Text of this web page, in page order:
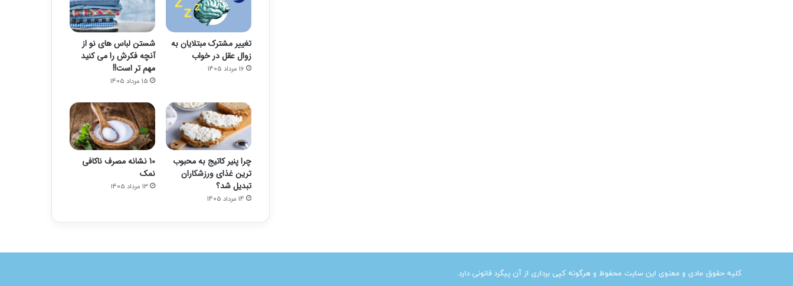
تغییر مشترک مبتلایان به
زوال عقل در خواب
16 مرداد 1405
شستن لباس های نو از
آنچه فکرش را می کنید
مهم تر است!!
15 مرداد 1405
چرا پنیر کاتیج به محبوب
ترین غذای ورزشکاران
تبدیل شد؟
14 مرداد 1405
10 نشانه مصرف ناکافی
نمک
13 مرداد 1405
کلیه حقوق مادی و معنوی این سایت محفوظ و هرگونه کپی برداری از آن پیگرد قانونی دارد.